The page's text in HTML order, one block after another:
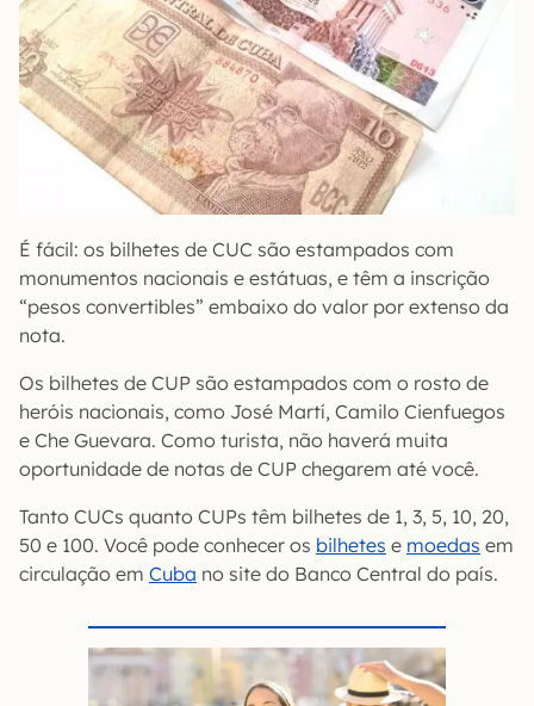
É fácil: os bilhetes de CUC são estampados com
monumentos nacionais e estátuas, e têm a inscrição
“pesos convertibles” embaixo do valor por extenso da
nota.
Os bilhetes de CUP são estampados com o rosto de
heróis nacionais, como José Martí, Camilo Cienfuegos
e Che Guevara. Como turista, não haverá muita
oportunidade de notas de CUP chegarem até você.
Tanto CUCs quanto CUPs têm bilhetes de 1, 3, 5, 10, 20,
50 e 100. Você pode conhecer os bilhetes e moedas em
circulação em Cuba no site do Banco Central do país.